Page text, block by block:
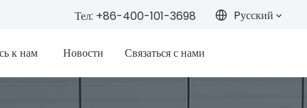
Тел: +86-400-101-3698 Pусский
к нам Новости Связаться с нами